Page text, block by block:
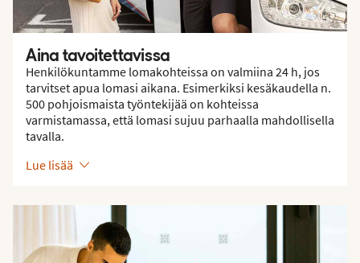
Aina tavoitettavissa
Henkilökuntamme lomakohteissa on valmiina 24 h, jos
tarvitset apua lomasi aikana. Esimerkiksi kesäkaudella n.
500 pohjoismaista työntekijää on kohteissa
varmistamassa, että lomasi sujuu parhaalla mahdollisella
tavalla.
Lue lisää